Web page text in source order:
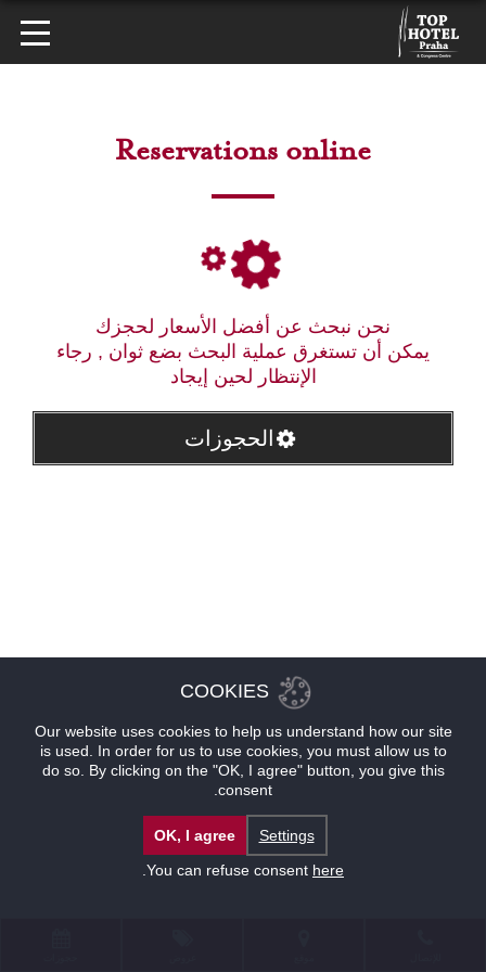
Reservations online
نحن نبحث عن أفضل الأسعار لحجزك
يمكن أن تستغرق عملية البحث بضع ثوان , رجاء
الإنتظار لحين إيجاد
الحجوزات
COOKIES
Our website uses cookies to help us understand how our site
is used. In order for us to use cookies, you must allow us to
do so. By clicking on the "OK, I agree" button, you give this
consent.
Settings
OK, I agree
You can refuse consent here
.